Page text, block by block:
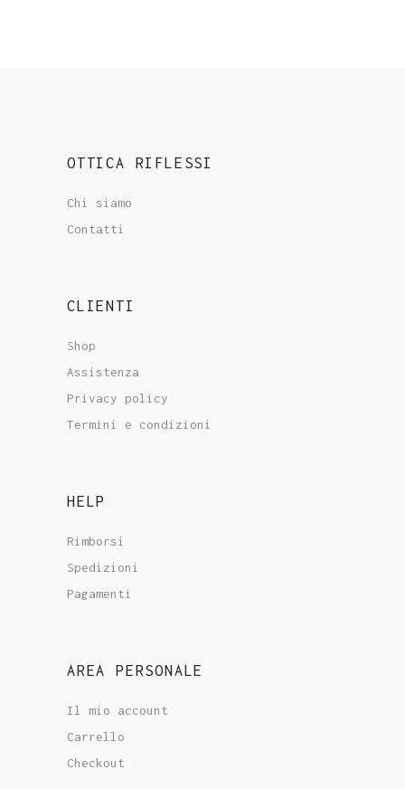
OTTICA RIFLESSI
Chi siamo
Contatti
CLIENTI
Shop
Assistenza
Privacy policy
Termini e condizioni
HELP
Rimborsi
Spedizioni
Pagamenti
AREA PERSONALE
Il mio account
Carrello
Checkout